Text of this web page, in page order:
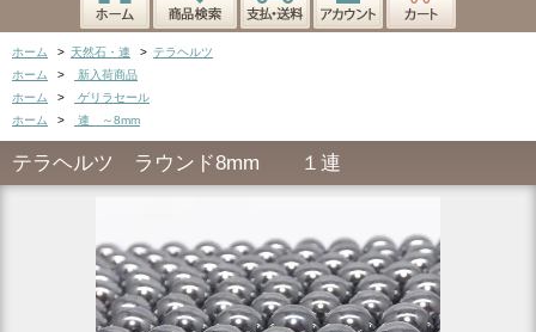
ホーム > 天然石・連 > テラヘルツ
ホーム
>
新入荷商品
ホーム
>
ゲリラセール
ホーム
> 連 ～8mm
テラヘルツ ラウンド8mm １連